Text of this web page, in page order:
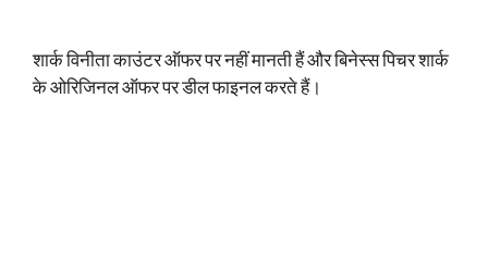
शार्क विनीता काउंटर ऑफर पर नहीं मानती हैं और बिनेस्स पिचर शार्क
के ओरिजिनल ऑफर पर डील फाइनल करते हैं।